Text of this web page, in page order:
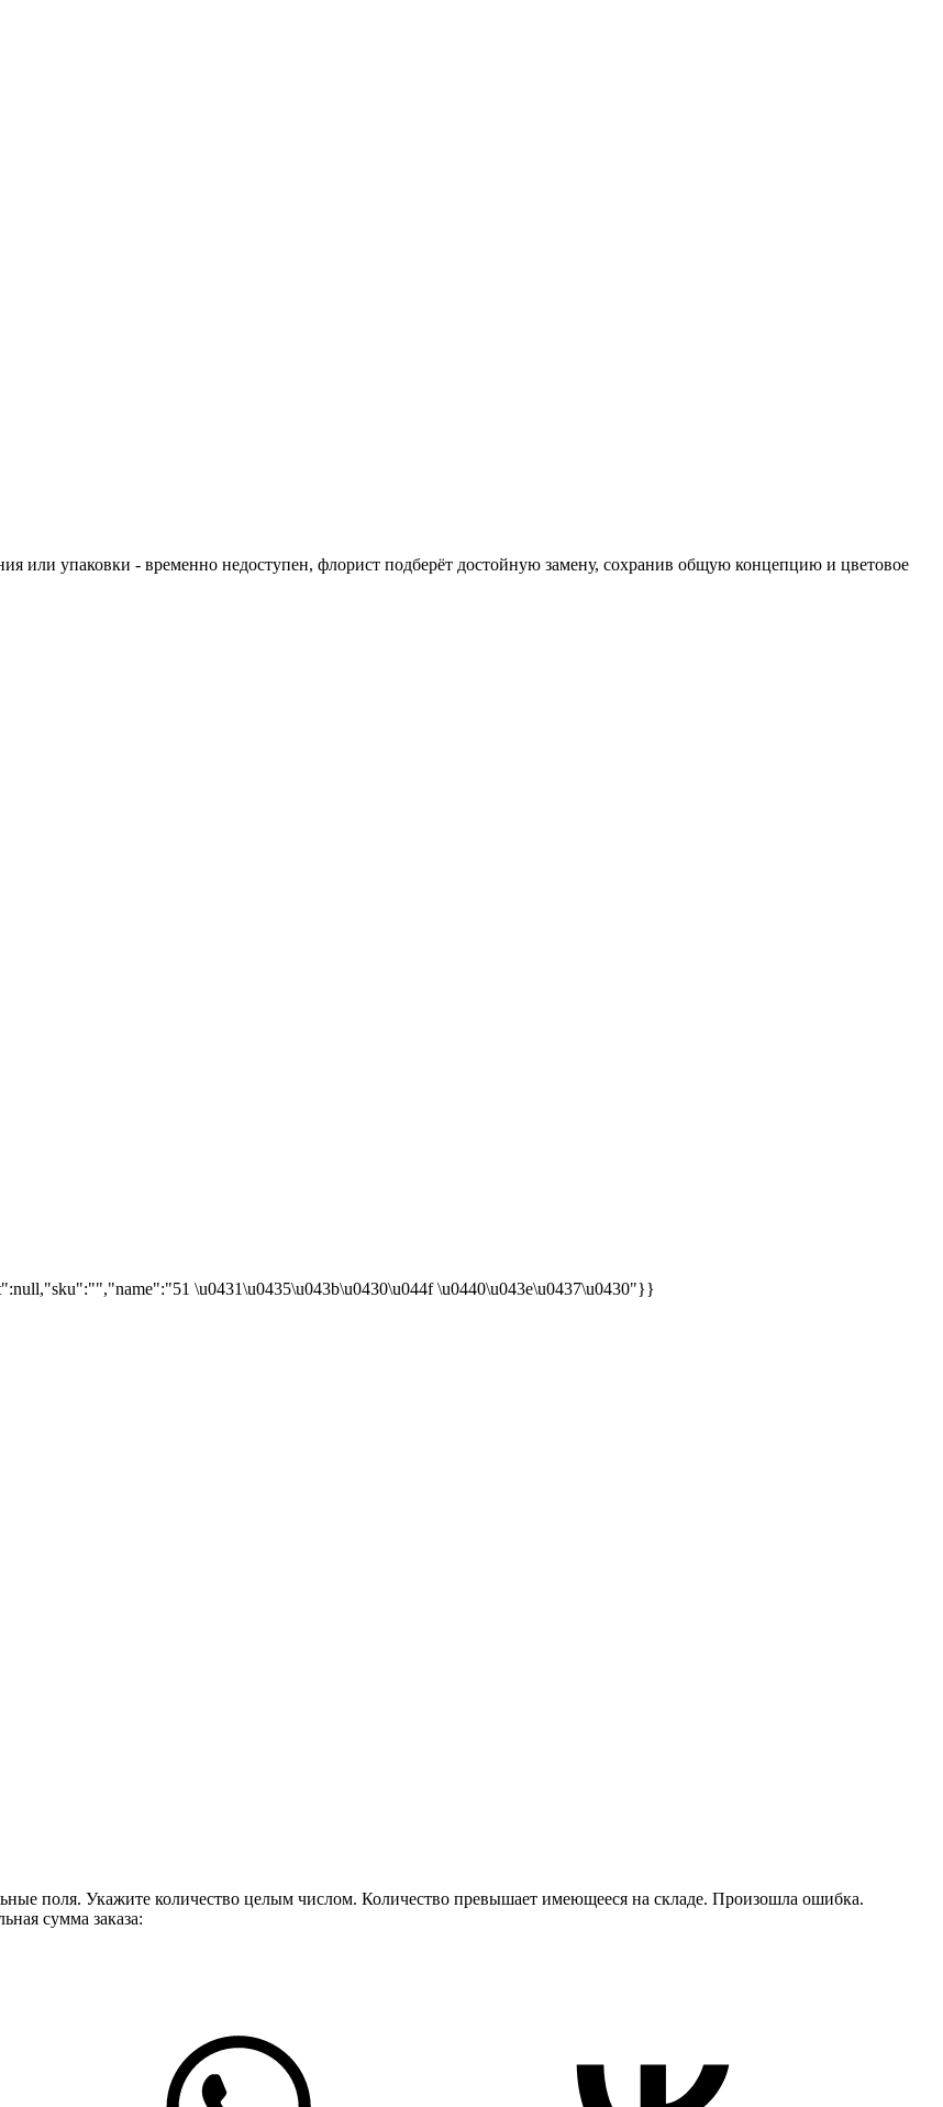
или упаковки - временно недоступен, флорист подберёт достойную замену, сохранив общую концепцию и цветовое
\u0431\u0435\u043b\u0430\u044f \u0440\u043e\u0437\u0430"}}
поля. Укажите количество целым числом. Количество превышает имеющееся на складе. Произошла ошибка.
сумма заказа: